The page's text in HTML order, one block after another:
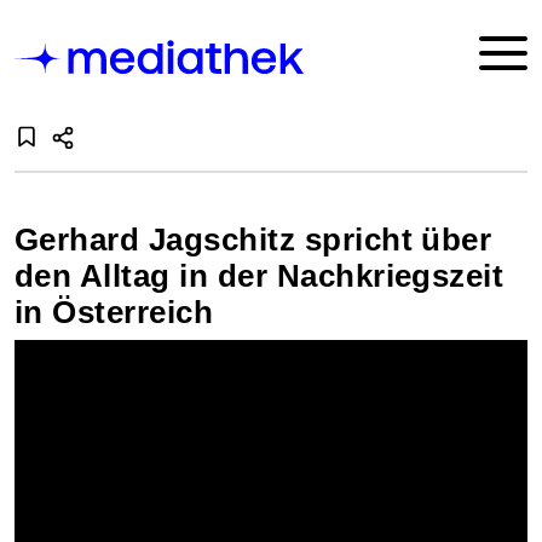
Gerhard Jagschitz spricht über
den Alltag in der Nachkriegszeit
in Österreich